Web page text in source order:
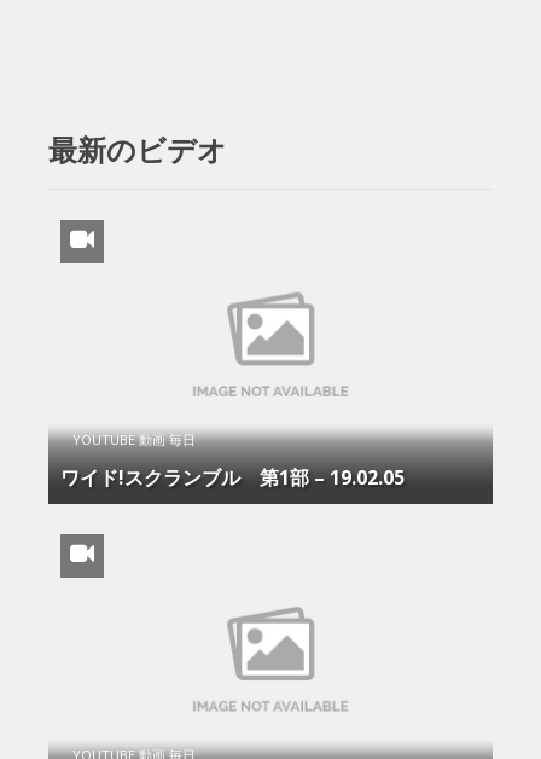
最新のビデオ
YOUTUBE 動画 毎日
ワイド!スクランブル 第1部 – 19.02.05
YOUTUBE 動画 毎日